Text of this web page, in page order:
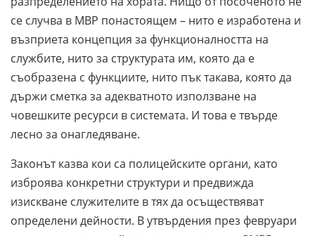
се случва в МВР понастоящем – нито е изработена и
възприета концепция за функционалността на
службите, нито за структурата им, която да е
съобразена с функциите, нито пък такава, която да
държи сметка за адекватното използване на
човешките ресурси в системата. И това е твърде
лесно за онагледяване.
Законът казва кои са полицейските органи, като
изброява конкретни структури и предвижда
изискване служителите в тях да осъществяват
определени дейности. В утвърдения през февруари